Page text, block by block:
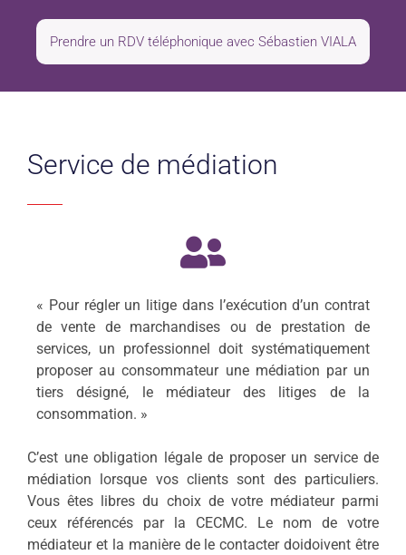
Prendre un RDV téléphonique avec Sébastien VIALA
Service de médiation
« Pour régler un litige dans l’exécution d’un contrat
de vente de marchandises ou de prestation de
services, un professionnel doit systématiquement
proposer au consommateur une médiation par un
tiers désigné, le médiateur des litiges de la
consommation. »
C’est une obligation légale de proposer un service de
médiation lorsque vos clients sont des particuliers.
Vous êtes libres du choix de votre médiateur parmi
ceux référencés par la CECMC. Le nom de votre
médiateur et la manière de le contacter doidoivent être